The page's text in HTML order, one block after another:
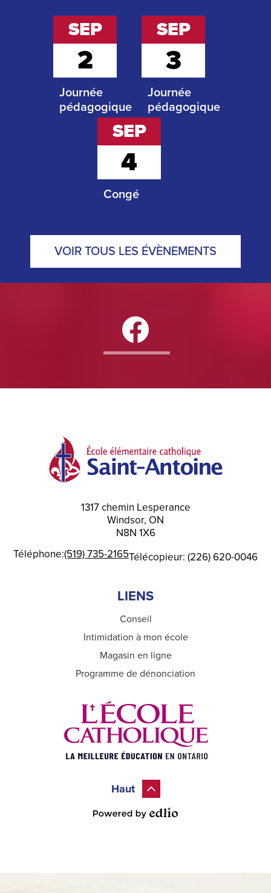
SEP
2
Journée
pédagogique
SEP
3
Journée
pédagogique
SEP
4
Congé
VOIR TOUS LES ÉVÈNEMENTS
FACEBOOK
1317 chemin Lesperance
Windsor, ON
N8N 1X6
Téléphone:(519) 735-2165Télécopieur: (226) 620-0046
LIENS
Conseil
Intimidation à mon école
Magasin en ligne
Programme de dénonciation
Haut